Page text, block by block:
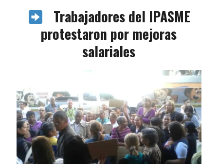
Trabajadores del IPASME
protestaron por mejoras
salariales